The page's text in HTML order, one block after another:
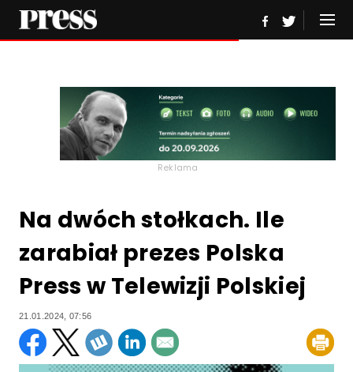
Reklama
Na dwóch stołkach. Ile
zarabiał prezes Polska
Press w Telewizji Polskiej
21.01.2024, 07:56